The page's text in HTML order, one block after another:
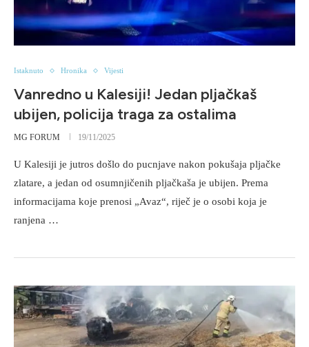
Istaknuto Hronika Vijesti
Vanredno u Kalesiji! Jedan pljačkaš
ubijen, policija traga za ostalima
MG FORUM 19/11/2025
U Kalesiji je jutros došlo do pucnjave nakon pokušaja pljačke
zlatare, a jedan od osumnjičenih pljačkaša je ubijen. Prema
informacijama koje prenosi „Avaz“, riječ je o osobi koja je
ranjena …